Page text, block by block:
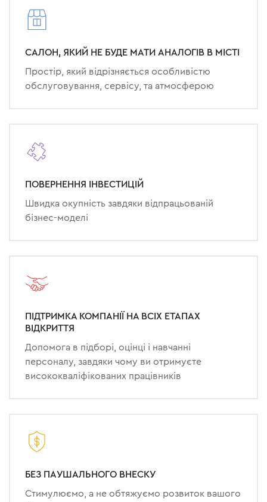
САЛОН, ЯКИЙ НЕ БУДЕ МАТИ АНАЛОГІВ В МІСТІ
Простір, який відрізняється особливістю
обслуговування, сервісу, та атмосферою
ПОВЕРНЕННЯ ІНВЕСТИЦІЙ
Швидка окупність завдяки відпрацьованій
бізнес-моделі
ПІДТРИМКА КОМПАНІЇ НА ВСІХ ЕТАПАХ
ВІДКРИТТЯ
Допомога в підборі, оцінці і навчанні
персоналу, завдяки чому ви отримуєте
висококваліфікованих працівників
БЕЗ ПАУШАЛЬНОГО ВНЕСКУ
Стимулюємо, а не обтяжуємо розвиток вашого